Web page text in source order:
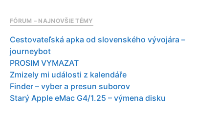
FÓRUM – NAJNOVŠIE TÉMY
Cestovateľská apka od slovenského vývojára –
journeybot
PROSIM VYMAZAT
Zmizely mi události z kalendáře
Finder – vyber a presun suborov
Starý Apple eMac G4/1.25 – výmena disku